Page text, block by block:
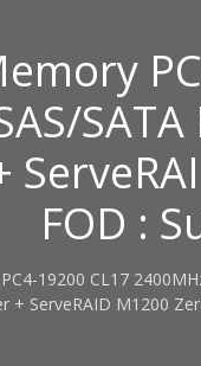
FOD :
19200 CL17
+ ServeRAID M1200